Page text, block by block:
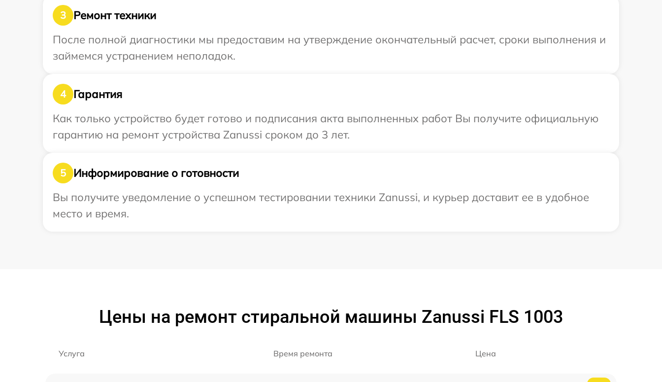
3
Ремонт техники
После полной диагностики мы предоставим на утверждение окончательный расчет, сроки выполнения и
займемся устранением неполадок.
4
Гарантия
Как только устройство будет готово и подписания акта выполненных работ Вы получите официальную
гарантию на ремонт устройства Zanussi сроком до 3 лет.
5
Информирование о готовности
Вы получите уведомление о успешном тестировании техники Zanussi, и курьер доставит ее в удобное
место и время.
Цены на ремонт стиральной машины Zanussi FLS 1003
Услуга Время ремонта Цена